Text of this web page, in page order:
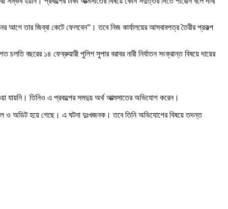
আগে তার জিব্বা কেটে ফেলবেন”। তবে নিজ কার্যালয়ের আসবাবপত্র তৈরীর প্রকল্প
বছরের ১৪ ফেব্রুয়ারী পুলিশ সুপার বরাবর নারী নির্যাতন সংক্রান্ত বিষয়ে দায়ের
যায়নি। তিনিও এ প্রকল্পের সমদুয় অর্থ আত্মসাতের অভিযোগ করেন।
ও অডিট হয়ে গেছে। এ ঘটনা দুঃখজনক। তবে তিনি অভিযোগের বিষয়ে তদন্ত